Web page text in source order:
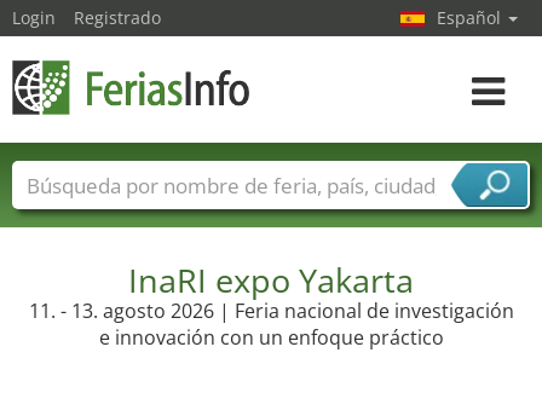
InaRI expo Yakarta
11. - 13. agosto 2026 | Feria nacional de investigación
e innovación con un enfoque práctico
Login Registrado Español
toggle
Nombres de ferias Países
Ciudades
Sectores de proveedor de servicios